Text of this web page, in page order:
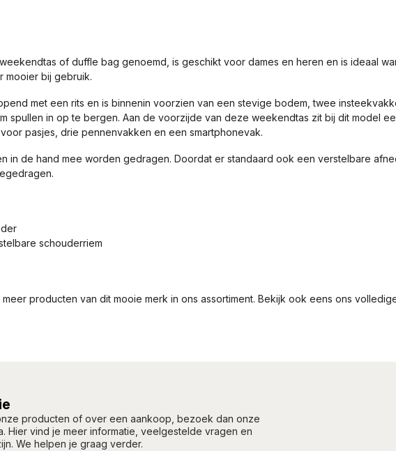
of duffle bag genoemd, is geschikt voor dames en heren en is ideaal
mooier bij gebruik.
met een rits en is binnenin voorzien van een stevige bodem, twee
spullen in op te bergen. Aan de voorzijde van deze weekendtas zit bij dit model
pasjes, drie pennenvakken en een smartphonevak.
in de hand mee worden gedragen. Doordat er standaard ook een verstelbare
schouderriem
producten van dit mooie merk in ons assortiment. Bekijk ook eens ons
producten of over een aankoop, bezoek dan onze
Hier vind je meer informatie, veelgestelde vragen en
We helpen je graag verder.